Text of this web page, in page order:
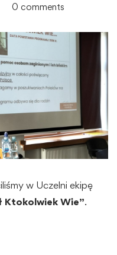
0 comments
w Uczelni ekipę
Ktokolwiek Wie”.